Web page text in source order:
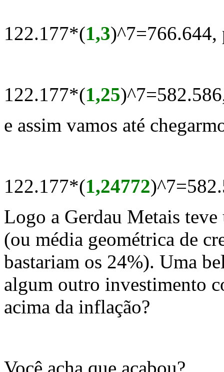
122.177*(1,3)^7=766.644,
122.177*(1,25
e assim vamos até
122.177*(1,24772
Logo a Gerdau Metais
(ou média geométrica de
bastariam os 24%). Uma
algum outro investimento
acima da inflação?